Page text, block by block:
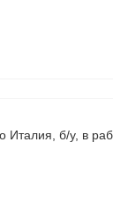
б/у, в